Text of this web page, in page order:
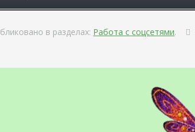
в разделах: Работа с соцсетями.